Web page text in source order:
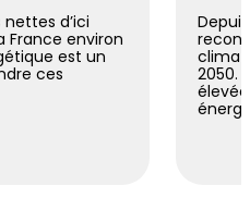
nettes d’ici
France environ
est un
ces
2050.